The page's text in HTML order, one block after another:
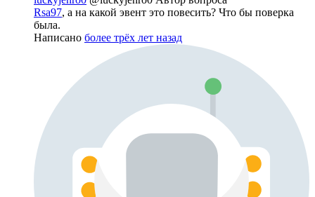
Rsa97, а на какой эвент это повесить? Что бы поверка
была.
Написано более трёх лет назад